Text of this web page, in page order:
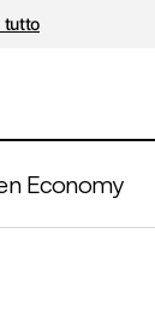
tutto
Economy